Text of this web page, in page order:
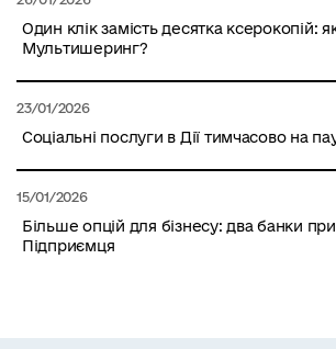
Один клік замість десятка ксерокопій:
Мультишеринг?
23/01/2026
Соціальні послуги в Дії тимчасово на
15/01/2026
Більше опцій для бізнесу: два банки
Підприємця